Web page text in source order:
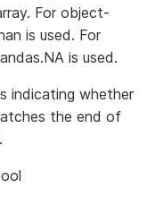
For object-
is used. For
is used.
indicating whether
the end of